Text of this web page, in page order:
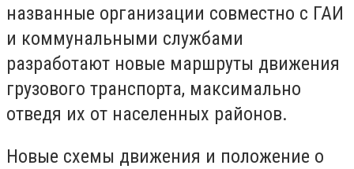
названные организации совместно с ГАИ
и коммунальными службами
разработают новые маршруты движения
грузового транспорта, максимально
отведя их от населенных районов.
Новые схемы движения и положение о